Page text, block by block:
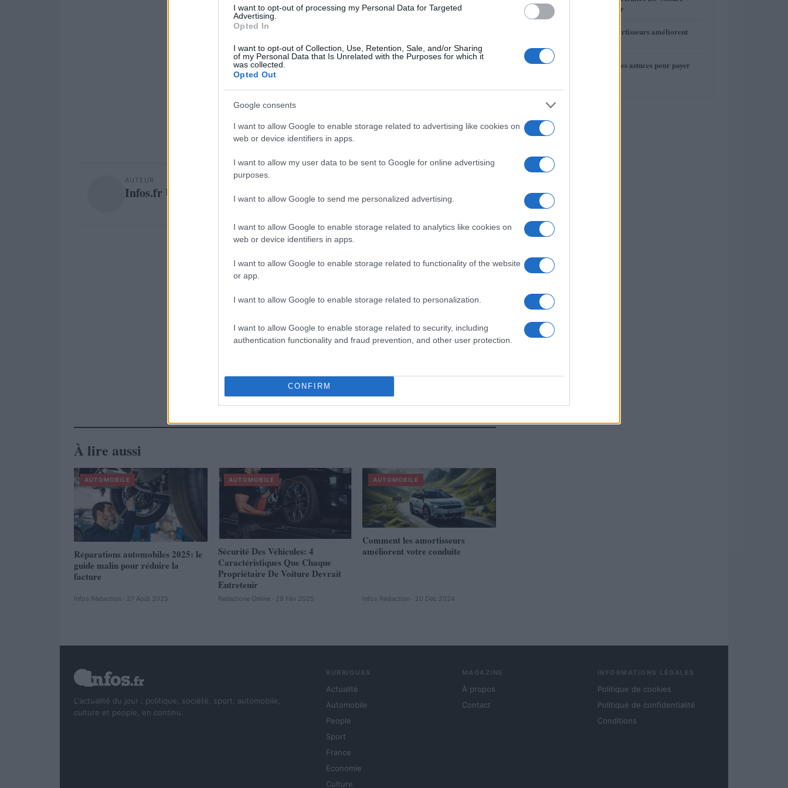
I want to opt-out of processing my Personal Data for Targeted
Advertising.
Opted In
I want to opt-out of Collection, Use, Retention, Sale, and/or Sharing
of my Personal Data that Is Unrelated with the Purposes for which it
was collected.
Opted Out
Google consents
I want to allow Google to enable storage related to advertising like cookies on
web or device identifiers in apps.
I want to allow my user data to be sent to Google for online advertising
purposes.
I want to allow Google to send me personalized advertising.
I want to allow Google to enable storage related to analytics like cookies on
web or device identifiers in apps.
I want to allow Google to enable storage related to functionality of the website
or app.
I want to allow Google to enable storage related to personalization.
I want to allow Google to enable storage related to security, including
authentication functionality and fraud prevention, and other user protection.
CONFIRM
AUTEUR
Infos.fr Unit
À lire aussi
AUTOMOBILE
Réparations automobiles 2025: le
guide malin pour réduire la
facture
Infos Rédaction · 27 Août 2025
AUTOMOBILE
Sécurité Des Véhicules: 4
Caractéristiques Que Chaque
Propriétaire De Voiture Devrait
Entretenir
Redazione Online · 28 Fév 2025
AUTOMOBILE
Comment les amortisseurs
améliorent votre conduite
Infos Rédaction · 20 Déc 2024
Devrait Entretenir
Comment les amortisseurs améliorent
5
Assurance auto : les astuces pour payer
L'actualité du jour : politique, société, sport, automobile,
culture et people, en continu.
RUBRIQUES
Actualité
Automobile
People
Sport
France
Economie
Culture
MAGAZINE
À propos
Contact
INFORMATIONS LÉGALES
Politique de cookies
Politique de confidentialité
Conditions